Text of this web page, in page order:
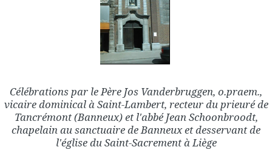
Célébrations par le Père Jos Vanderbruggen, o.praem.,
vicaire dominical à Saint-Lambert, recteur du prieuré de
Tancrémont (Banneux) et l'abbé Jean Schoonbroodt,
chapelain au sanctuaire de Banneux et desservant de
l'église du Saint-Sacrement à Liège